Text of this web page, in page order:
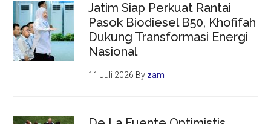
Jatim Siap Perkuat Rantai
Pasok Biodiesel B50, Khofifah
Dukung Transformasi Energi
Nasional
11 Juli 2026 By zam